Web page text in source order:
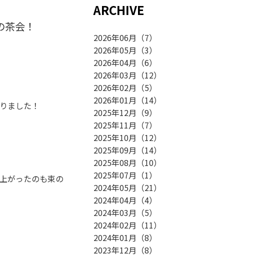
会！
ました！
がったのも束の
ARCHIVE
2026年06月 （7）
2026年05月 （3）
2026年04月 （6）
2026年03月 （12）
2026年02月 （5）
2026年01月 （14）
2025年12月 （9）
2025年11月 （7）
2025年10月 （12）
2025年09月 （14）
2025年08月 （10）
2025年07月 （1）
2024年05月 （21）
2024年04月 （4）
2024年03月 （5）
2024年02月 （11）
2024年01月 （8）
2023年12月 （8）